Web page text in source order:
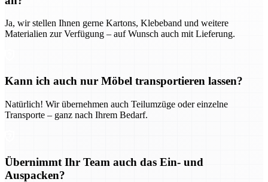
Ja, wir stellen Ihnen gerne Kartons, Klebeband und weitere
Materialien zur Verfügung – auf Wunsch auch mit Lieferung.
Kann ich auch nur Möbel transportieren lassen?
Natürlich! Wir übernehmen auch Teilumzüge oder einzelne
Transporte – ganz nach Ihrem Bedarf.
Übernimmt Ihr Team auch das Ein- und
Auspacken?